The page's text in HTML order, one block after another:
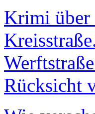
Krimi über
Rücksicht